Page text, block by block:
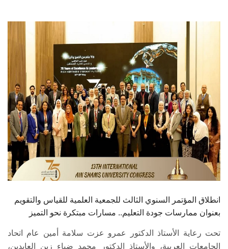
الطلاب
هيئة التدريس
الدراسات العليا
الخريجين
الموظفون
الزائـرون
انطلاق المؤتمر السنوي الثالث للجمعية العلمية للقياس والتقويم
بعنوان ممارسات جودة التعليم.. مسارات مبتكرة نحو التميز
تحت رعاية الأستاذ الدكتور عمرو عزت سلامة أمين عام اتحاد
الجامعات العربية، والأستاذ الدكتور محمد ضياء زين العابدين،